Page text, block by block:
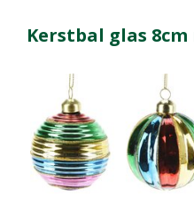
Kerstbal glas